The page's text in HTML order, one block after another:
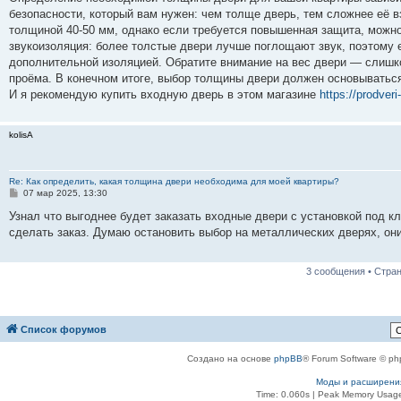
б
щ
е
и
е
безопасности, который вам нужен: чем толще дверь, тем сложнее её
толщиной 40-50 мм, однако если требуется повышенная защита,
звукоизоляция: более толстые двери лучше поглощают звук,
дополнительной изоляцией. Обратите внимание на вес двери —
проёма. В конечном итоге, выбор толщины двери должен
И я рекомендую купить входную дверь в этом магазине https://
kolisA
Re: Как определить, какая толщина двери необходима для моей квартиры?
С
о
щ
07 мар 2025, 13:30
Узнал что выгоднее будет заказать входные двери с установкой под
сделать заказ. Думаю остановить выбор на металлических дверях,
3 сообщения •
Список форумов
Создано на основе phpBB® Forum Software ©
Моды и
Time: 0.060s| Peak Memory